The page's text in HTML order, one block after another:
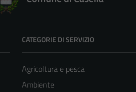
CATEGORIE DI SERVIZIO
Agricoltura e pesca
Ambiente